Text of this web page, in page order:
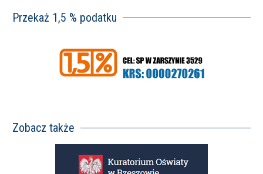
Przekaż 1,5 % podatku
Zobacz także